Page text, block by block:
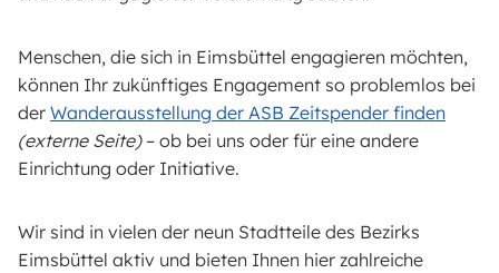
Menschen, die sich in Eimsbüttel engagieren möchten,
können Ihr zukünftiges Engagement so problemlos bei
der Wanderausstellung der ASB Zeitspender finden
(externe Seite)– ob bei uns oder für eine andere
Einrichtung oder Initiative.
Wir sind in vielen der neun Stadtteile des Bezirks
Eimsbüttel aktiv und bieten Ihnen hier zahlreiche